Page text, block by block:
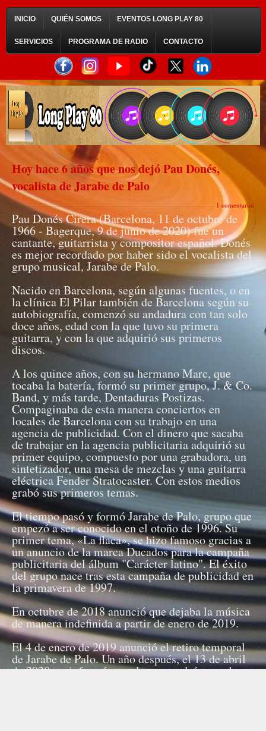
INICIO QUIÉN SOMOS EVENTOS LONG PLAY 80
SERVICIOS PROGRAMA DE RADIO CONTACTO
Hoy hace 6 años que nos dejó Pau Donés,
vocalista de Jarabe de Palo
1 comentario:
Pau Donés Cirera (Barcelona, 11 de octubre de
1966 - Bagerque, 9 de junio de 2020) fue un
cantante, guitarrista y compositor español. Donés
es mejor recordado por haber sido el vocalista del
grupo musical, Jarabe de Palo.
Nacido en Barcelona, según algunas fuentes, o en
la clínica El Pilar también de Barcelona según su
autobiografía, comenzó su andadura con tan solo
doce años, edad con la que tuvo su primera
guitarra, y con la que adquirió sus primeros
discos.
A los quince años, con su hermano Marc, que
tocaba la batería, formó su primer grupo, J. & Co.
Band, y más tarde, Dentaduras Postizas.
Compaginaba de esta manera conciertos en
locales de Barcelona con su trabajo en una
agencia de publicidad. Con el dinero que sacaba
de trabajar en la agencia publicitaria adquirió su
primer equipo, compuesto por una grabadora, un
sintetizador, una mesa de mezclas y una guitarra
eléctrica Fender Stratocaster. Con estos medios
grabó sus primeros temas.
El tiempo pasó y formó Jarabe de Palo, grupo que
empezó a ser conocido en el otoño de 1996. Su
primer tema, «La flaca», se hizo famoso gracias a
un anuncio de la marca Ducados para la campaña
publicitaria del álbum "Carácter latino". El éxito
del grupo nace tras esta campaña de publicidad en
la primavera de 1997.
En octubre de 2018 anunció que dejaba la música
de manera indefinida a partir de enero de 2019.
El 4 de enero de 2019 anunció el retiro temporal
de Jarabe de Palo. Un año después, el 13 de abril
de 2020, se informó que el grupo volvía a grabar